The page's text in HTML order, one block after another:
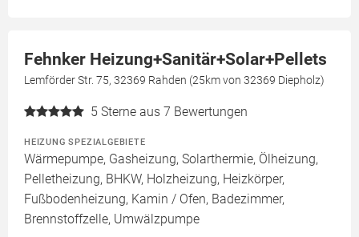
Fehnker Heizung+Sanitär+Solar+Pellets
Lemförder Str. 75, 32369 Rahden (25km von 32369 Diepholz)
5 Sterne aus 7 Bewertungen
HEIZUNG SPEZIALGEBIETE
Wärmepumpe, Gasheizung, Solarthermie, Ölheizung,
Pelletheizung, BHKW, Holzheizung, Heizkörper,
Fußbodenheizung, Kamin / Ofen, Badezimmer,
Brennstoffzelle, Umwälzpumpe